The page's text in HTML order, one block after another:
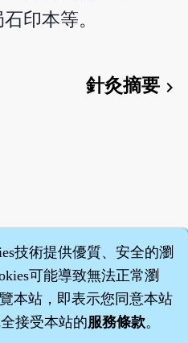
印本等。
針灸摘要chevron_right
技術提供優質、安全的瀏
可能導致無法正常瀏
本站，即表示您同意本站
接受本站的服務條款。